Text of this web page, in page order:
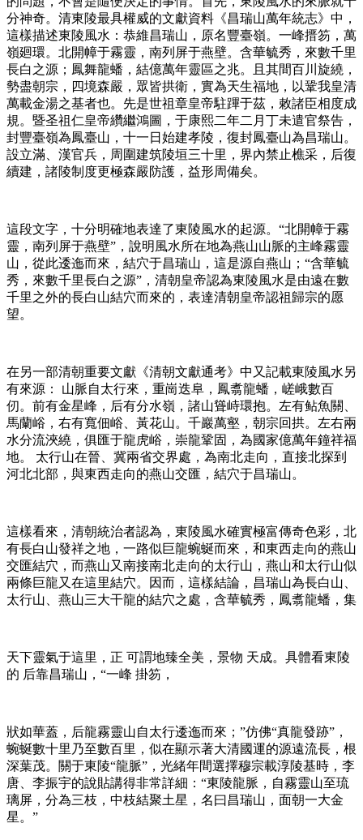
分神奇。清東陵最具權威的文獻資料《昌瑞山萬年統志》中，
這樣描述東陵風水：恭維昌瑞山，原名豐臺嶺。一峰搢笏，萬
嶺廻環。北開幛于霧靈，南列屏于燕壁。含華毓秀，來數千里
長白之源；鳳舞龍蟠，結億萬年靈區之兆。且其間百川旋繞，
勢盡朝宗，四境森嚴，眾皆拱衛，實為天生福地，以鞏我皇清
萬載金湯之基者也。先是世祖章皇帝駐蹕于茲，敕諸臣相度成
規。暨圣祖仁皇帝纘繼鴻圖，于康熙二年二月丁未遣官祭告，
封豐臺嶺為鳳臺山，十一日始建孝陵，復封鳳臺山為昌瑞山。
設立滿、漢官兵，周圍建筑陵垣三十里，界內禁止樵采，后復
續建，諸陵制度更極森嚴防護，益形周備矣。
這段文字，十分明確地表達了東陵風水的起源。“北開幛于霧
靈，南列屏于燕壁”，說明風水所在地為燕山山脈的主峰霧靈
山，從此逶迤而來，結穴于昌瑞山，這是源自燕山；“含華毓
秀，來數千里長白之源”，清朝皇帝認為東陵風水是由遠在數
千里之外的長白山結穴而來的，表達清朝皇帝認祖歸宗的愿
望。
在另一部清朝重要文獻《清朝文獻通考》中又記載東陵風水另
有來源： 山脈自太行來，重崗迭阜，鳳翥龍蟠，嵯峨數百
仞。前有金星峰，后有分水嶺，諸山聳峙環抱。左有鲇魚關、
馬蘭峪，右有寬佃峪、黃花山。千巖萬壑，朝宗回拱。左右兩
水分流浹繞，俱匯于龍虎峪，崇龍鞏固，為國家億萬年鐘祥福
地。 太行山在晉、冀兩省交界處，為南北走向，直接北探到
河北北部，與東西走向的燕山交匯，結穴于昌瑞山。
這樣看來，清朝統治者認為，東陵風水確實極富傳奇色彩，北
有長白山發祥之地，一路似巨龍蜿蜒而來，和東西走向的燕山
交匯結穴，而燕山又南接南北走向的太行山，燕山和太行山似
兩條巨龍又在這里結穴。因而，這樣結論，昌瑞山為長白山、
太行山、燕山三大干龍的結穴之處，含華毓秀，鳳翥龍蟠，集
天下靈氣于這里，正 可謂地臻全美，景物 天成。具體看東陵
的 后靠昌瑞山，“一峰 掛笏，
狀如華蓋，后龍霧靈山自太行逶迤而來；”仿佛“真龍發跡”，
蜿蜒數十里乃至數百里，似在顯示著大清國運的源遠流長，根
深葉茂。關于東陵“龍脈”，光緒年間選擇穆宗載淳陵基時，李
唐、李振宇的說貼講得非常詳細：“東陵龍脈，自霧靈山至琉
璃屏，分為三枝，中枝結聚土星，名曰昌瑞山，面朝一大金
星。”